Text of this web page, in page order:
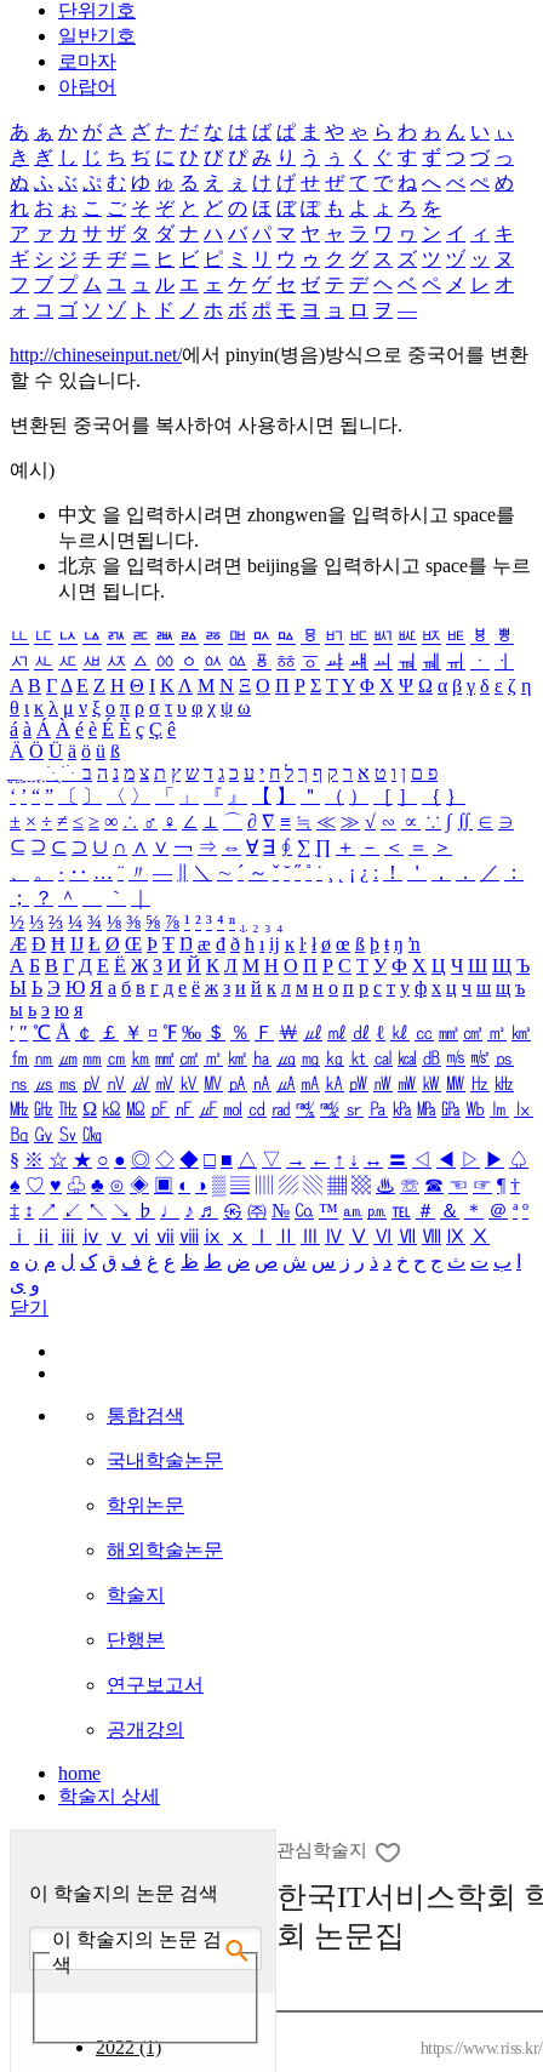
단위기호
일반기호
로마자
아랍어
あ ぁ か が さ ざ た だ な は ば ぱ ま や ゃ ら わ ゎ ん い ぃ
き ぎ し じ ち ぢ に ひ び ぴ み り う ぅ く ぐ す ず つ づ っ
ぬ ふ ぶ ぷ む ゆ ゅ る え ぇ け げ せ ぜ て で ね へ べ ぺ め
れ お ぉ こ ご そ ぞ と ど の ほ ぼ ぽ も よ ょ ろ を
ア ァ カ サ ザ タ ダ ナ ハ バ パ マ ヤ ャ ラ ワ ヮ ン イ ィ キ
ギ シ ジ チ ヂ ニ ヒ ビ ピ ミ リ ウ ゥ ク グ ス ズ ツ ヅ ッ ヌ
フ ブ プ ム ユ ュ ル エ ェ ケ ゲ セ ゼ テ デ ヘ ベ ペ メ レ オ
ォ コ ゴ ソ ゾ ト ド ノ ホ ボ ポ モ ヨ ョ ロ ヲ ―
http://chineseinput.net/에서 pinyin(병음)방식으로 중국어를 변환
할 수 있습니다.
변환된 중국어를 복사하여 사용하시면 됩니다.
예시)
中文 을 입력하시려면 zhongwen을 입력하시고 space를
누르시면됩니다.
北京 을 입력하시려면 beijing을 입력하시고 space를 누르
시면 됩니다.
ㅥ ㅦ ㅧ ㅨ ㅩ ㅪ ㅫ ㅬ ㅭ ㅮ ㅯ ㅰ ㅱ ㅲ ㅳ ㅴ ㅵ ㅶ ㅷ ㅸ
ㅹ
ㅺ ㅻ ㅼ ㅽ ㅾ ㅿ ㆀ ㆁ ㆂ ㆃ ㆄ ㆅ ㆆ ㆇ ㆈ ㆉ ㆊ ㆋ ㆌ ㆍ
ㆎ
Α Β ΓΔ Ε Ζ Η Θ Ι ΚΛ Μ Ν Ξ Ο Π Ρ Σ ΤΥ Φ Χ Ψ Ω α β γ δ ε ζ η
θ ι κ λ μ ν ξ ο π ρ σ τ υ φ χ ψ ω
á à Á À é è É È ç Ç ê
Ä Ö Ü ä ö ü ß
ִֶֹ ֻּ ׁׂ פ ם ן ו ט א ר ק ף ך ל ח י ע כ ג ד ש ץ ת צ מ נ ה ב
‘ ’ “ ” 〔 〕 〈 〉 「 」 『 』 【 】 ＂ （ ） ［ ］ ｛ ｝
± × ÷ ≠ ≤ ≥ ∞ ∴ ♂ ♀ ∠ ⊥ ⌒ ∂ ∇ ≡ ≒ ≪ ≫ √ ∽ ∝ ∵ ∫ ∬ ∈ ∋
⊆ ⊇ ⊂ ⊃ ∪ ∩ ∧ ∨ ￢ ⇒ ⇔ ∀ ∃ ∮ ∑ ∏ ＋ － ＜ ＝
＞
、
。 · ‥ … ¨ 〃 ― ＼ ∼ ´ ～ ˇ ˘ ˝ ˚ ˙ ¸ ¡ ¿ ː ！ ＇ ， ． ／
：
；
？ ＾ ｀
½ ⅓ ⅔ ¼ ¾ ⅛ ⅜ ⅝ ⅞ ¹ ² ³ ⁴ ⁿ ₁ ₂ ₃ ₄
Æ Ð Ħ Ĳ Ł Ø Œ Þ Ŧ Ŋ æ đ ð ħ ı ĳ ĸ ŀ ł ø œ ß þ ŧ ŋ ŉ
А Б В Г Д Е Ё Ж З И Й К Л М Н О П Р С Т У Ф Х Ц Ч Ш Щ Ъ
Ы Ь Э Ю Я а б в г д е ё ж з и й к л м н о п р с т у ф х ц ч ш щ ъ
ы ь э ю я
′ ″ ℃ Å ￠ ￡ ￥ ¤ ℉ ‰ ＄ ％ Ｆ ￦ ㎕ ㎖ ㎗ ℓ ㎘ ㏄ ㎣ ㎤ ㎥ ㎦
㎙ ㎚ ㎛ ㎜ ㎝ ㎞ ㎟ ㎠ ㎡ ㎢ ㏊ ㎍ ㎎ ㎏ ㏏ ㎈ ㎉ ㏈ ㎧ ㎨ ㎰
㎱ ㎲ ㎳ ㎴ ㎵ ㎶ ㎷ ㎸ ㎹ ㎀ ㎁ ㎂ ㎃ ㎄ ㎺ ㎻ ㎽ ㎾ ㎿ ㎐ ㎑
㎒ ㎓ ㎔ Ω ㏀ ㏁ ㎊ ㎋ ㎌ ㏖ ㏅ ㎭ ㎮ ㎯ ㏛ ㎩ ㎪ ㎫ ㎬ ㏝ ㏐
㏓
㏃ ㏉ ㏜ ㏆
§ ※ ☆ ★ ○ ● ◎ ◇ ◆ □ ■ △ ▽ → ← ↑ ↓ ↔ 〓 ◁ ◀ ▷ ▶ ♤
♠ ♡ ♥ ♧ ♣ ⊙ ◈ ▣ ◐ ◑ ▒ ▤ ▨ ▧ ▦ ▩ ♨ ☏ ☎ ☜ ☞ ¶ †
‡ ↕ ↗ ↙ ↖ ↘ ♭ ♩ ♪ ♬ ㉿ ㈜ № ㏇ ™ ㏂ ㏘ ℡ ＃ ＆ ＊ ＠ ª º
ⅰ
ⅱ ⅲ ⅳ ⅴ ⅵ ⅶ ⅷ ⅸ ⅹ Ⅳ Ⅴ Ⅵ Ⅶ Ⅷ Ⅸ Ⅹ
ب ت ث ج ح خ د ذ ر ز س ش ص ض ط ظ ع غ ف ق ک ل م ن ه
و ی
닫기
통합검색
국내학술논문
학위논문
해외학술논문
학술지
단행본
연구보고서
공개강의
home
학술지 상세
이 학술지의 논문 검색
이 학술지의 논문 검
색
2022 (1)
관심학술지
한국IT서비스학회
회 논문집
https://